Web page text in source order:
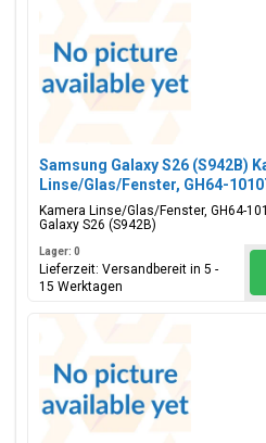
Samsung Galaxy S26 (S942B)
Linse/Glas/Fenster, GH64-
Kamera Linse/Glas/Fenster, GH64-
Galaxy S26 (S942B)
Lager: 0
Lieferzeit: Versandbereit in 5 -
15 Werktagen